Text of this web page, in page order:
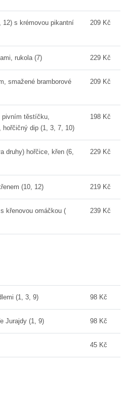
12) s krémovou pikantní
209 Kč
rukola (7) 229 Kč
smažené bramborové
209 Kč
těstíčku,
hořčičný dip (1, 3, 7, 10)
198 Kč
druhy) hořčice, křen (6,
229 Kč
(10, 12) 219 Kč
křenovou omáčkou (
239 Kč
(1, 3, 9) 98 Kč
Jurajdy (1, 9) 98 Kč
45 Kč